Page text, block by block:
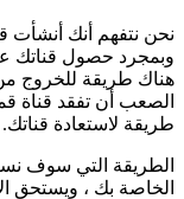
أنك أنشأت قناتك
حصول قناتك على قيد
للخروج من هذة
أن تفقد قناة قمت
لاستعادة قناتك.
التي سوف نسردها
بك ، ويستحق الامر